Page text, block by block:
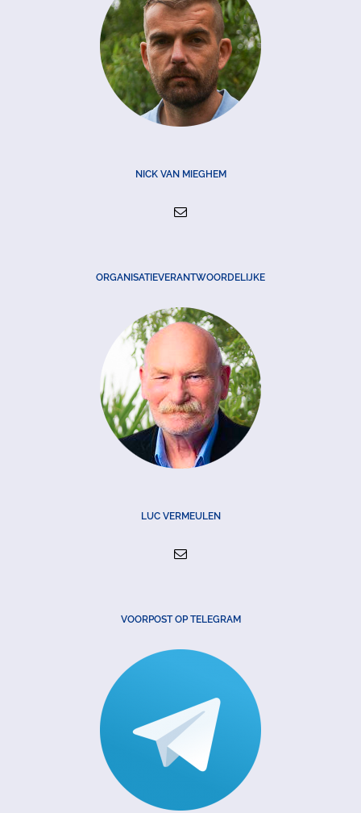
NICK VAN MIEGHEM
ORGANISATIEVERANTWOORDELIJKE
LUC VERMEULEN
VOORPOST OP TELEGRAM